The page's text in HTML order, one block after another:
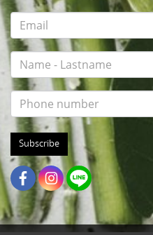
Subscribe